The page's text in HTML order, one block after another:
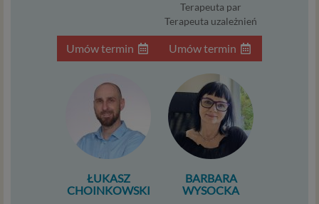
Umów termin
Terapeuta par
Terapeuta uzależnień
Umów termin
ŁUKASZ
CHOINKOWSKI
BARBARA
WYSOCKA
Twoje dane w serwisie konsultacyjnym czy w innej
usłudze oferowanej przez Psychoradę. Dane osobowe
mogą być zapisywane w plikach cookies lub podobnych
technologiach (np. local storage) instalowanych przez nas
lub naszych Zaufanych Partnerów na naszych stronach i
urządzeniach, których używasz podczas korzystania z
Podstawa i cel przetwarzania
prawnej. RODO przewiduje kilka rodzajów takich
podstaw prawnych dla przetwarzania danych, a w